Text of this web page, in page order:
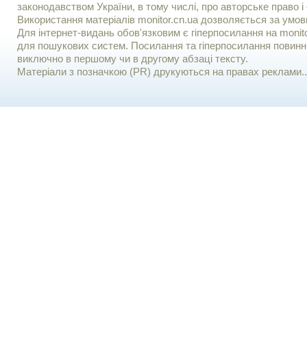
законодавством України, в тому числі, про авторське право і
Використання матерiалiв monitor.cn.ua дозволяється за
Для iнтернет-видань обов'язковим є гiперпосилання на
для пошукових систем. Посилання та гіперпосилання
виключно в першому чи в другому абзаці тексту.
Матеріали з позначкою (PR) друкуються на правах реклами..